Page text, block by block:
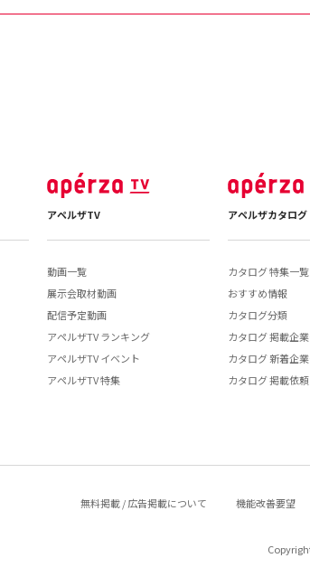
アペルザTV
動画一覧
展示会取材動画
配信予定動画
アペルザTV ランキング
アペルザTV イベント
アペルザTV 特集
アペルザカタログ
カタログ 特集一覧
おすすめ情報
カタログ分類
カタログ 掲載企
カタログ 新着企
カタログ 掲載依頼
無料掲載 / 広告掲載について 機能改善要望